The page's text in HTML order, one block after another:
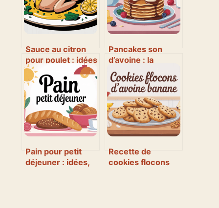
Sauce au citron
pour poulet : idées
faciles,
savoureuses et
inratables
Pancakes son
d’avoine : la
recette saine et
gourmande qui
cale vraiment
Pain pour petit
déjeuner : idées,
Recette de
cookies flocons